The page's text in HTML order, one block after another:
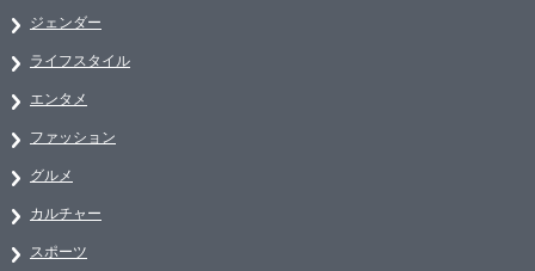
ジェンダー
ライフスタイル
エンタメ
ファッション
グルメ
カルチャー
スポーツ